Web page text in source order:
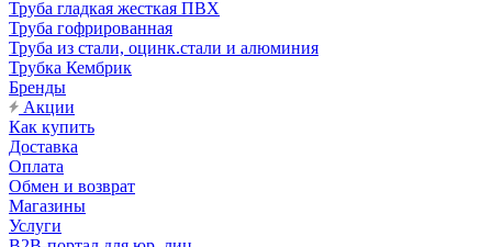
Труба гладкая жесткая ПВХ
Труба гофрированная
Труба из стали, оцинк.стали и алюминия
Трубка Кембрик
Бренды
Акции
Как купить
Доставка
Оплата
Обмен и возврат
Магазины
Услуги